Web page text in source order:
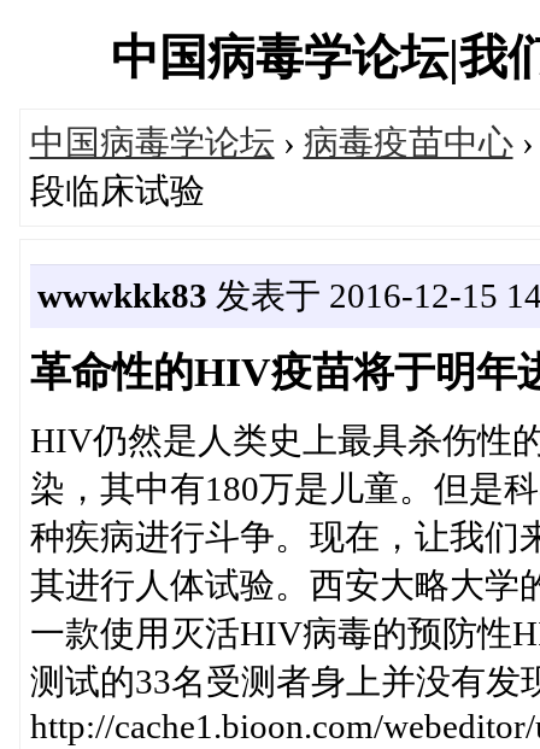
中国病毒学论坛|我
中国病毒学论坛 › 病毒疫苗中心›
段临床试验
wwwkkk83 发表于 2016-12-15
革命性的HIV疫苗将于明年
HIV仍然是人类史上最具杀伤性
染，其中有180万是儿童。但是
种疾病进行斗争。现在，让我们
其进行人体试验。西安大略大学
一款使用灭活HIV病毒的预防性
测试的33名受测者身上并没有发
http://cache1.bioon.com/